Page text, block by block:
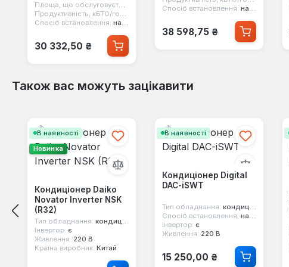
Площа, що обслуговується:
Продуктивність, кБТО/год:
Спосіб встановлення: настінний
Звичайна ціна:
30 332,50 ₴
Спосіб встановлення: настінний
Звичайна ціна:
38 598,75 ₴
Також вас можуть зацікавити
В наявності
Новинка
Кондиціонер Daiko
Novator Inverter NSK
(R32)
Тип обладнання: кондиціонер настінний
Інвертор: є
Живлення: 220 В
Країна виробник: Китай
В наявності
Кондиціонер Digital
DAC-iSWT
Тип обладнання: кондиціонер настінний
Спосіб встановлення: настінний
Інвертор: є
Живлення: 220 В
Звичайна ціна:
15 250,00 ₴